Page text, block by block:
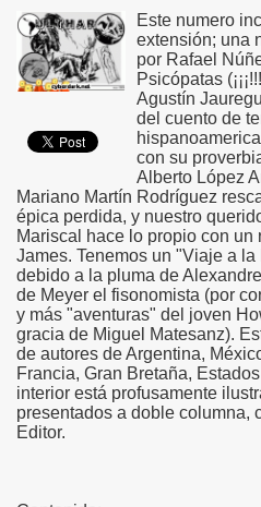
Este numero
extensión; una
por Rafael
Psicópatas
Agustín
del cuento de
con su
Alberto López
Mariano Martín Rodríguez
épica perdida, y nuestro
Mariscal hace lo propio con un
James. Tenemos un "Viaje a
debido a la pluma de
de Meyer el fisonomista (por
y más "aventuras" del joven
gracia de Miguel Matesanz).
de autores de Argentina,
Francia, Gran Bretaña,
interior está profusamente
presentados a doble columna,
Editor.